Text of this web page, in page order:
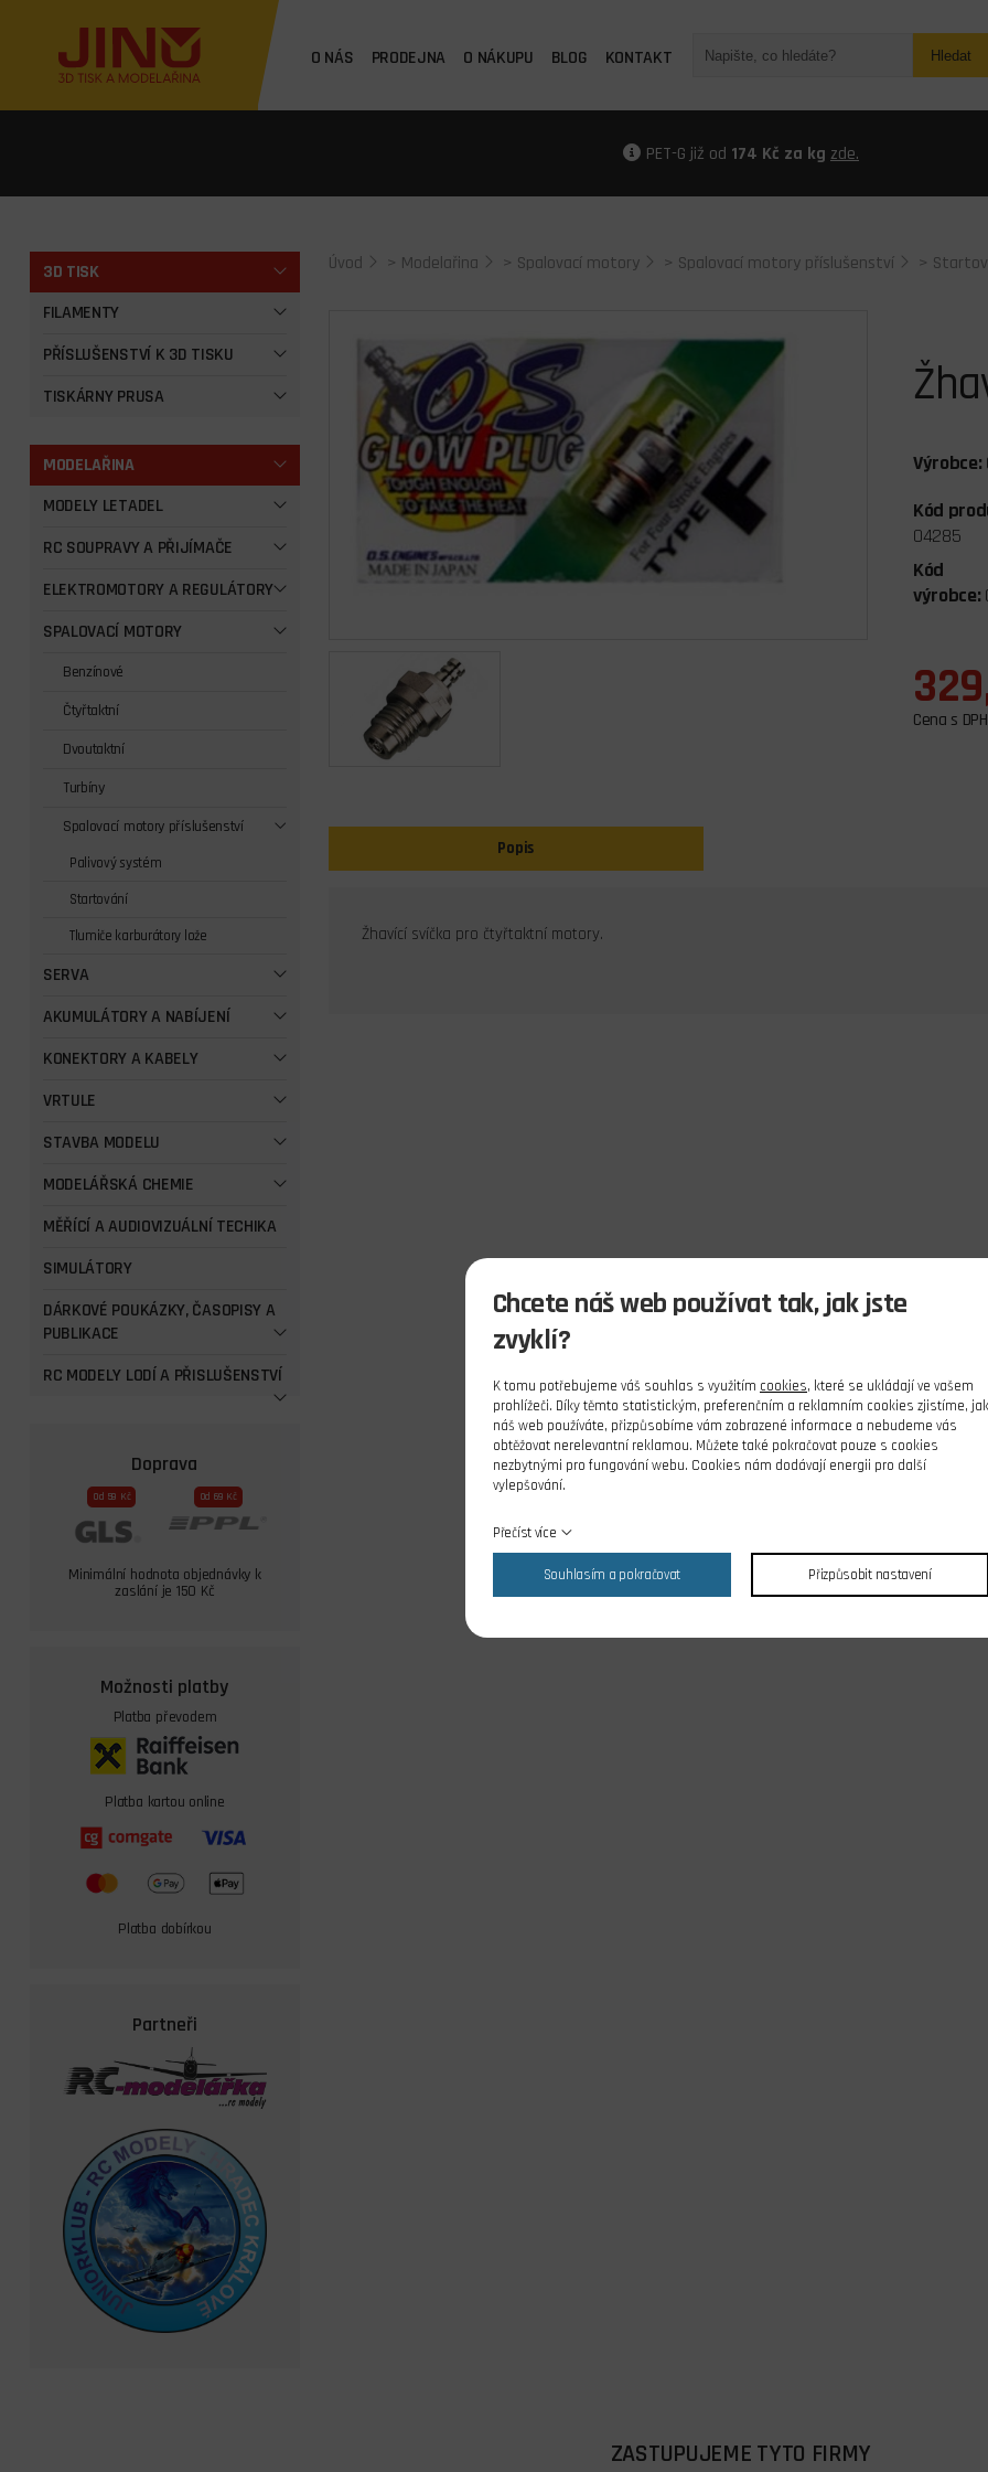
O NÁS PRODEJNA O NÁKUPU BLOG KONTAKT Hledat
PET-G již od 174 Kč za kg zde.
3D TISK
FILAMENTY
PŘÍSLUŠENSTVÍ K 3D TISKU
TISKÁRNY PRUSA
MODELAŘINA
MODELY LETADEL
RC SOUPRAVY A PŘIJÍMAČE
ELEKTROMOTORY A REGULÁTORY
SPALOVACÍ MOTORY
Benzínové
Čtyřtaktní
Dvoutaktní
Turbíny
Spalovací motory příslušenství
Palivový systém
Startování
Tlumiče karburátory lože
SERVA
AKUMULÁTORY A NABÍJENÍ
KONEKTORY A KABELY
VRTULE
STAVBA MODELU
MODELÁŘSKÁ CHEMIE
MĚŘÍCÍ A AUDIOVIZUÁLNÍ TECHIKA
SIMULÁTORY
DÁRKOVÉ POUKÁZKY, ČASOPISY A
PUBLIKACE
RC MODELY LODÍ A PŘISLUŠENSTVÍ
Doprava
Od 59 Kč Od 69 Kč
Minimální hodnota objednávky k
zaslání je 150 Kč
Možnosti platby
Platba převodem
Platba kartou online
Platba dobírkou
Partneři
Úvod > Modelařina > Spalovací motory > Spalovací motory příslušenství >
Výrobce:
Kód
04285
Kód
výrobce:
Cena s DPH
Popis
Žhavící svíčka pro čtyřtaktní motory.
ZASTUPUJEME TYTO FIRMY
Chcete náš web používat tak, jak jste
zvyklí?
K tomu potřebujeme váš souhlas s využitím cookies, které se ukládají ve vašem
prohlížeči. Díky těmto statistickým, preferenčním a reklamním cookies zjistíme, jak
náš web používáte, přizpůsobíme vám zobrazené informace a nebudeme vás
obtěžovat nerelevantní reklamou. Můžete také pokračovat pouze s cookies
nezbytnými pro fungování webu. Cookies nám dodávají energii pro další
vylepšování.
Přečíst více
Souhlasím a pokračovat Přizpůsobit nastavení